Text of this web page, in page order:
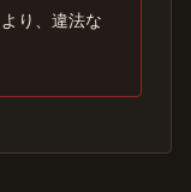
り、違法な